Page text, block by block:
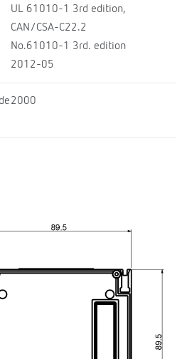
UL 61010-1 3rd edition,
CAN/CSA-C22.2
No.61010-1 3rd. edition
2012-05
2000